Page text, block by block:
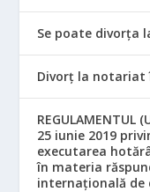
Se poate divorța
Divorț la notariat
REGULAMENTUL
25 iunie 2019
executarea
în materia
internațională de